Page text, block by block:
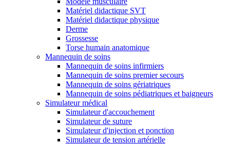
Matériel didactique SVT
Matériel didactique physique
Derme
Grossesse
Torse humain anatomique
Mannequin de soins
Mannequin de soins infirmiers
Mannequin de soins premier secours
Mannequin de soins gériatriques
Mannequin de soins pédiatriques et baigneurs
Simulateur médical
Simulateur d'accouchement
Simulateur de suture
Simulateur d'injection et ponction
Simulateur de tension artérielle